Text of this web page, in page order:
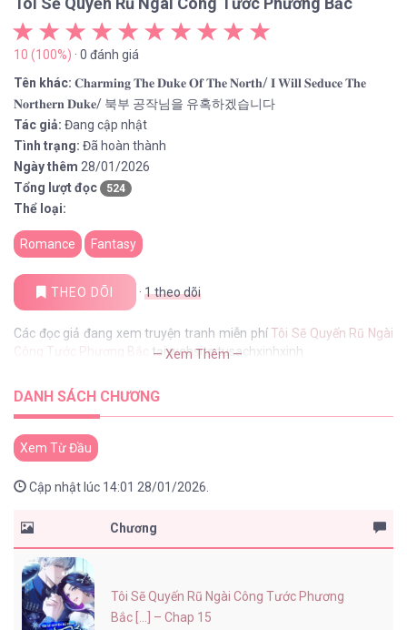
10 (100%) · 0 đánh giá
Tên khác: 𝐂𝐡𝐚𝐫𝐦𝐢𝐧𝐠 𝐓𝐡𝐞 𝐃𝐮𝐤𝐞 𝐎𝐟 𝐓𝐡𝐞 𝐍𝐨𝐫𝐭𝐡/ 𝐈 𝐖𝐢𝐥𝐥 𝐒𝐞𝐝𝐮𝐜𝐞 𝐓𝐡𝐞
𝐍𝐨𝐫𝐭𝐡𝐞𝐫𝐧 𝐃𝐮𝐤𝐞/ 북부 공작님을 유혹하겠습니다
Tác giả: Đang cập nhật
Tình trạng: Đã hoàn thành
Ngày thêm 28/01/2026
Tổng lượt đọc
524
Thể loại:
Romance Fantasy
THEO DÕI · 1theo dõi
Các đọc giả đang xem truyện tranh miễn phíTôi Sẽ Quyến Rũ Ngài
Công Tước Phương Bắc
tại website tusachxinhxinh
— Xem Thêm —
DANH SÁCH CHƯƠNG
Xem Từ Đầu
Cập nhật lúc 14:01 28/01/2026.
Chương
Tôi Sẽ Quyến Rũ Ngài Công Tước Phương
Bắc [...] – Chap 15